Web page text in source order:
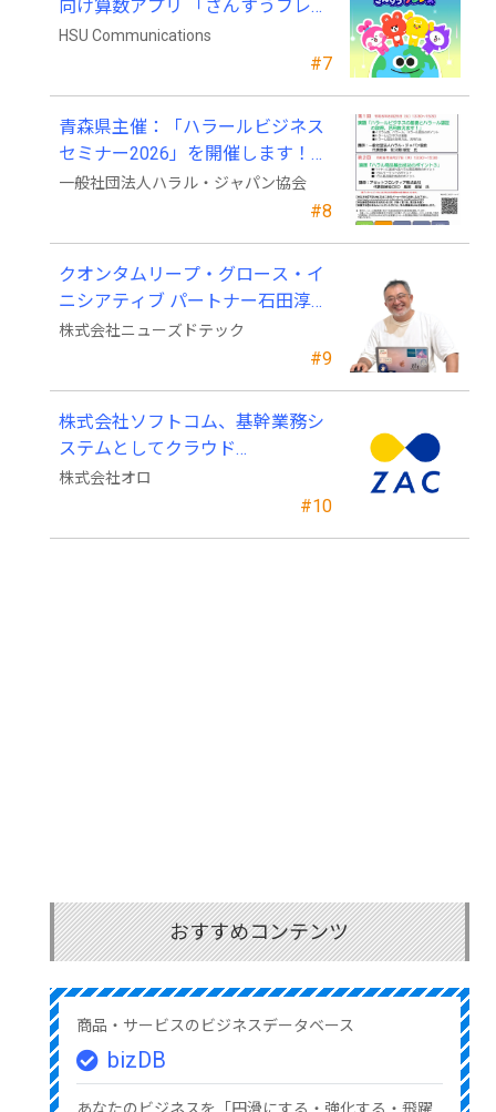
#7
向け算数アプリ 「さんすうフレン
ズ」、ついに日本上陸!
HSU Communications
#8
青森県主催：「ハラールビジネス
セミナー2026」を開催します！
（参加費無料）
一般社団法人ハラル・ジャパン協会
#9
クオンタムリープ・グロース・イ
ニシアティブ パートナー石田淳也
氏がニューズドテックの戦略顧問
株式会社ニューズドテック
#10
株式会社ソフトコム、基幹業務シ
ステムとしてクラウド
ERP「ZAC」を採用
株式会社オロ
おすすめコンテンツ
商品・サービスのビジネスデータベース
bizDB